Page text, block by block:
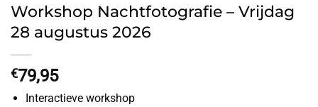
Workshop Nachtfotografie – Vrijdag
28 augustus 2026
€79,95
Interactieve workshop